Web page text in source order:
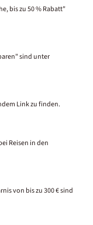
bis zu 50 % Rabatt"
sind unter
Link zu finden.
Reisen in den
von bis zu 300 € sind